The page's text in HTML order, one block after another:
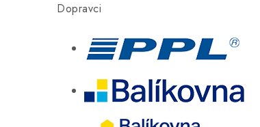
Dopravci